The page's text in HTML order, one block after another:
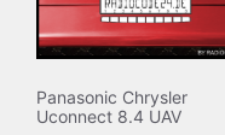
Panasonic Chrysler
Uconnect 8.4 UAV